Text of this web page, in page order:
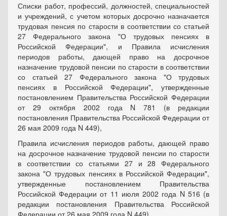
Списки работ, профессий, должностей, специальностей
и учреждений, с учетом которых досрочно назначается
трудовая пенсия по старости в соответствии со статьей
27 Федерального закона "О трудовых пенсиях в
Российской Федерации", и Правила исчисления
периодов работы, дающей право на досрочное
назначение трудовой пенсии по старости в соответствии
со статьей 27 Федерального закона "О трудовых
пенсиях в Российской Федерации", утвержденные
постановлением Правительства Российской Федерации
от 29 октября 2002 года N 781 (в редакции
постановления Правительства Российской Федерации от
26 мая 2009 года N 449),
Правила исчисления периодов работы, дающей право
на досрочное назначение трудовой пенсии по старости
в соответствии со статьями 27 и 28 Федерального
закона "О трудовых пенсиях в Российской Федерации",
утвержденные постановлением Правительства
Российской Федерации от 11 июля 2002 года N 516 (в
редакции постановления Правительства Российской